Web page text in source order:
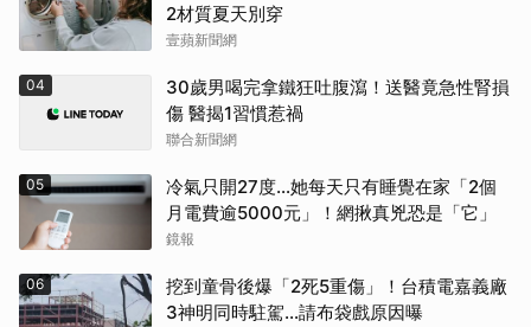
2材質夏天別穿
壹蘋新聞網
04
30歲男喝完拿鐵狂吐腹瀉！送醫竟急性腎損
傷 醫揭1習慣惹禍
聯合新聞網
05
冷氣只開27度…她每天只有睡覺在家「2個
月電費逾5000元」！網揪真兇恐是「它」
鏡報
06
挖到童骨後爆「2死5重傷」！台積電嘉義廠
3神明同時駐駕...請布袋戲原因曝